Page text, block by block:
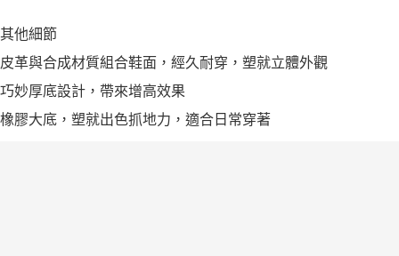
其他細節
皮革與合成材質組合鞋面，經久耐穿，塑就立體外觀
巧妙厚底設計，帶來增高效果
橡膠大底，塑就出色抓地力，適合日常穿著